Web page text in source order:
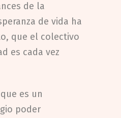
de la
de vida ha
que el colectivo
es cada vez
es un
poder